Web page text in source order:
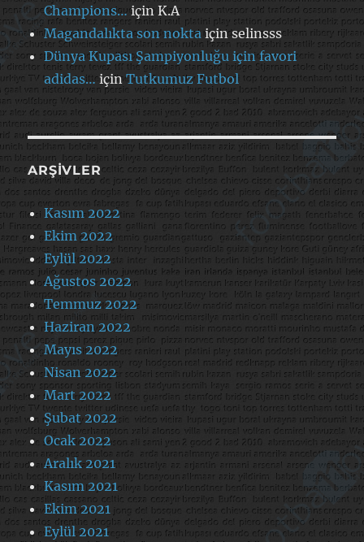
Champions…içinK.A
Magandalıkta son nokta içinselinsss
Dünya Kupası Şampiyonluğu için favori
adidas…içinTutkumuz Futbol
ARŞIVLER
Kasım 2022
Ekim 2022
Eylül 2022
Ağustos 2022
Temmuz 2022
Haziran 2022
Mayıs 2022
Nisan 2022
Mart 2022
Şubat 2022
Ocak 2022
Aralık 2021
Kasım 2021
Ekim 2021
Eylül 2021